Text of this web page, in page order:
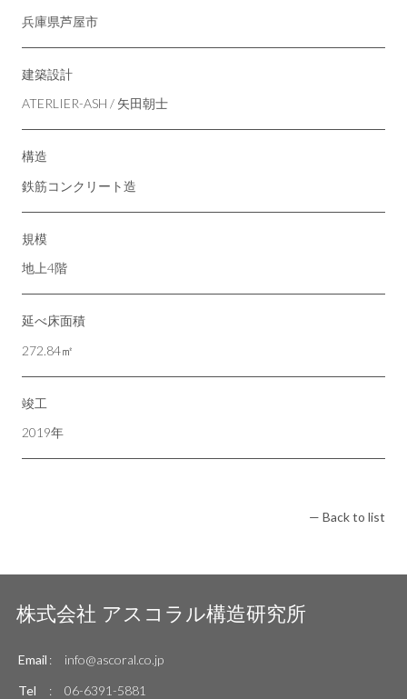
兵庫県芦屋市
建築設計
ATERLIER-ASH / 矢田朝士
構造
鉄筋コンクリート造
規模
地上4階
延べ床面積
272.84㎡
竣工
2019年
— Back to list
株式会社 アスコラル構造研究所
Email :
info@ascoral.co.jp
Tel
: 06-6391-5881